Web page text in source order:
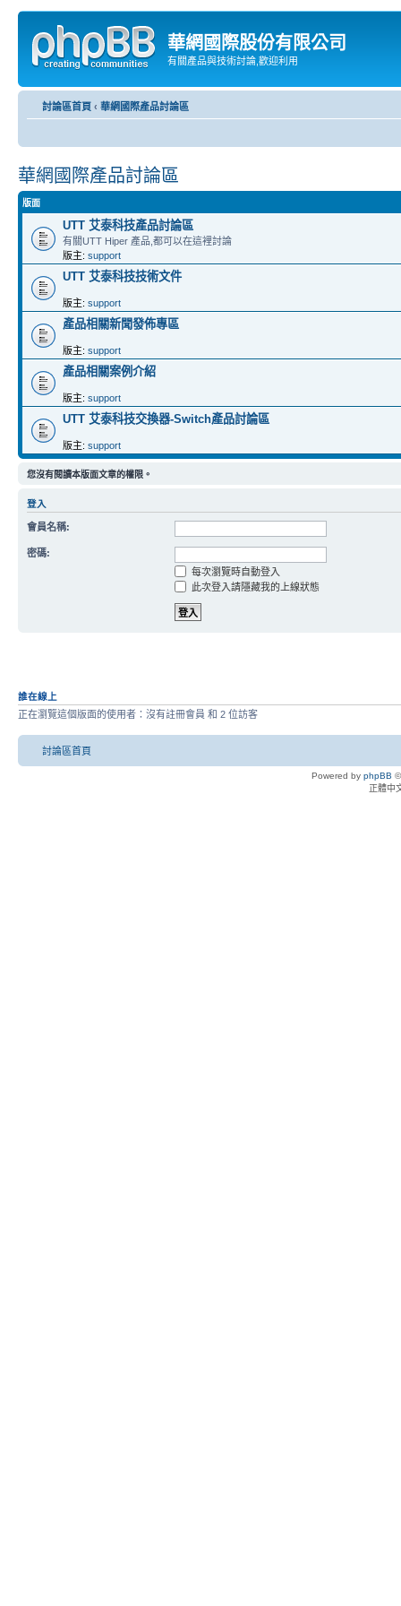
華網國際股份有限公司
有關產品與技術討論,歡迎利用
討論區首頁 ‹ 華網國際產品討論區
華網國際產品討論區
版面
UTT 艾泰科技產品討論區
有關UTT Hiper 產品,都可以在這裡討論
版主: support
UTT 艾泰科技技術文件
版主: support
產品相關新聞發佈專區
版主: support
產品相關案例介紹
版主: support
UTT 艾泰科技交換器-Switch產品討論區
版主: support
您沒有閱讀本版面文章的權限。
登入
會員名稱:
密碼:
每次瀏覽時自動登入
此次登入請隱藏我的上線狀態
誰在線上
正在瀏覽這個版面的使用者：沒有註冊會員 和 2 位訪客
討論區首頁
Powered by phpBB
正體中